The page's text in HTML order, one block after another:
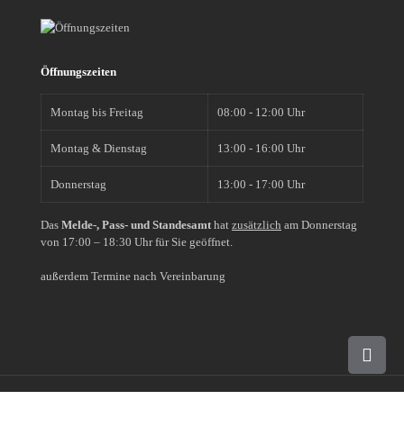
Öffnungszeiten
Montag bis Freitag 08:00 - 12:00 Uhr
Montag & Dienstag 13:00 - 16:00 Uhr
Donnerstag 13:00 - 17:00 Uhr
Das Melde-, Pass- und Standesamt hat zusätzlich am Donnerstag
von 17:00 – 18:30 Uhr für Sie geöffnet.
außerdem Termine nach Vereinbarung